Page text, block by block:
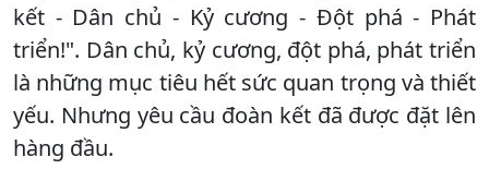
kết - Dân chủ - Kỷ cương - Đột phá - Phát
triển!". Dân chủ, kỷ cương, đột phá, phát triển
là những mục tiêu hết sức quan trọng và thiết
yếu. Nhưng yêu cầu đoàn kết đã được đặt lên
hàng đầu.